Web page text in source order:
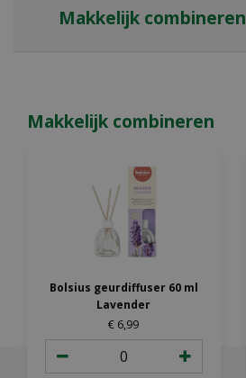
Makkelijk combineren
Makkelijk combineren
Bolsius geurdiffuser 60 ml
Lavender
€ 6,99